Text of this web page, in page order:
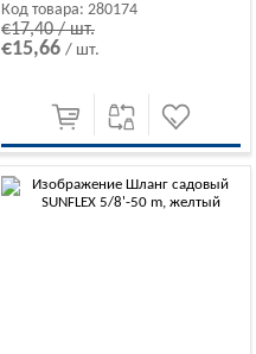
Код товара: 280174
€17,40 / шт.
€15,66 / шт.
-10%